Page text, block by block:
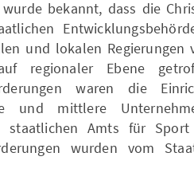
bekannt, dass die
und lokalen Regierungen
regionaler Ebene
waren die
und mittlere
staatlichen Amts für
wurden vom